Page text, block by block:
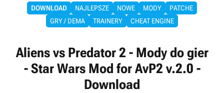
DOWNLOAD NAJLEPSZE NOWE MODY
PATCHE
GRY / DEMA
TRAINERY CHEAT ENGINE
Aliens vs Predator 2 - Mody do gier
- Star Wars Mod for AvP2 v.2.0 -
Download